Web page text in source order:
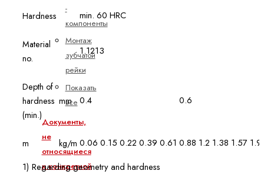
-
компоненты
Монтаж
зубчатой
рейки
Показать
все
Документы,
не
относящиеся
к конкретной
Hardness min. 60 HRC
Material
no.
1.1213
Depth of
hardness
(min.)
mm 0.4 0.6
m kg/m 0.06 0.15 0.22 0.39 0.61 0.88 1.2 1.38 1.57
1) Regarding geometry and hardness